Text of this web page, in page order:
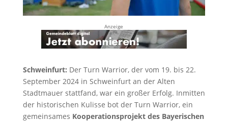
Anzeige
Schweinfurt: Der Turn Warrior, der vom 19. bis 22.
September 2024 in Schweinfurt an der Alten
Stadtmauer stattfand, war ein großer Erfolg. Inmitten
der historischen Kulisse bot der Turn Warrior, ein
gemeinsames Kooperationsprojekt des Bayerischen